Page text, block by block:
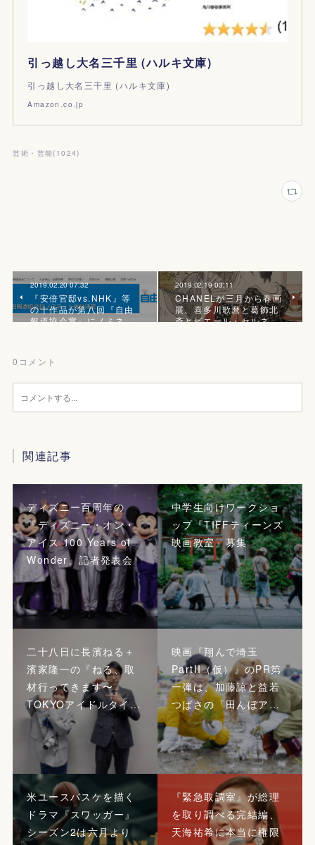
引っ越し大名三千里 (ハルキ文庫)
引っ越し大名三千里 (ハルキ文庫)
Amazon.co.jp
芸術・芸能( 1024)
2019.02.20 07:32
『安倍官邸vs.NHK』等
の十作品が第八回『自由
報道協会賞』にノミネ…
2019.02.19 03:11
CHANELが三月から春画
展、喜多川歌麿と葛飾北
斎とピエール・セルネ
0 コメント
関連記事
ディズニー百周年の
『ディズニー・オン・
アイス 100 Years of
Wonder』記者発表会
中学生向けワークショ
ップ『TIFFティーンズ
映画教室』募集
二十八日に長濱ねる＋
濱家隆一の『ねる、取
材行ってきます〜
TOKYOアイドルタイ…
映画『翔んで埼玉
PartII（仮）』のPR第
一弾は、加藤諒と益若
つばさの「田んぼア…
米ユースバスケを描く
ドラマ『スワッガー』
シーズン2は六月より
『緊急取調室』が総理
を取り調べる完結編、
天海祐希に本当に権限